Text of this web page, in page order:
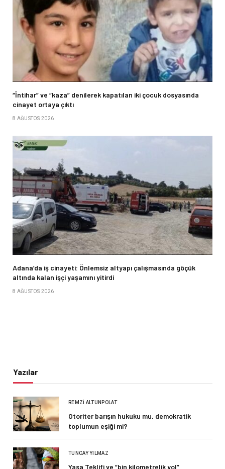
“İntihar” ve “kaza” denilerek kapatılan iki çocuk dosyasında
cinayet ortaya çıktı
8 AĞUSTOS 2026
Adana’da iş cinayeti: Önlemsiz altyapı çalışmasında göçük
altında kalan işçi yaşamını yitirdi
8 AĞUSTOS 2026
Yazılar
REMZI ALTUNPOLAT
Otoriter barışın hukuku mu, demokratik
toplumun eşiği mi?
TUNCAY YILMAZ
Yasa Teklifi ve “bin kilometrelik yol”